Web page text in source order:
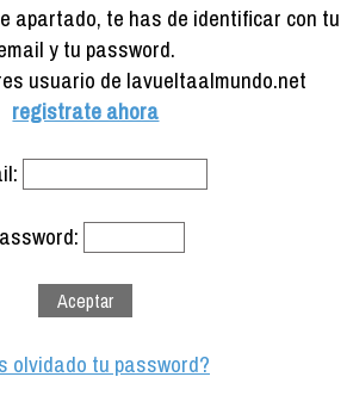
apartado, te has de identificar con tu
y tu password.
usuario de lavueltaalmundo.net
registrate ahora
olvidado tu password?